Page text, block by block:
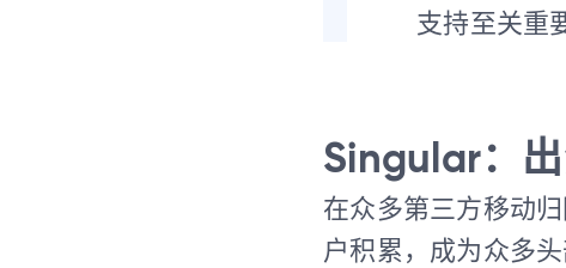
支持至关重
Singular：
在众多第三方移动
户积累，成为众多